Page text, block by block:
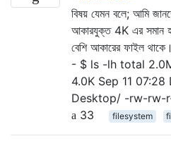
বিষয় যেমন বলে; আমি
আকারযুক্ত 4K এর সমান
বেশি আকারের ফাইল
- $ ls -lh total
4.0K Sep 11
Desktop/ -rw-rw-
33
filesystem